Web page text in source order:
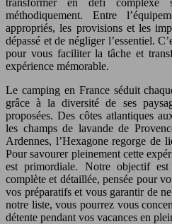
méthodiquement. Entre
appropriés, les provisions et les
dépassé et de négliger l’essentiel.
pour vous faciliter la tâche et
expérience mémorable.
Le camping en France séduit
grâce à la diversité de ses
proposées. Des côtes atlantiques
les champs de lavande de
Ardennes, l’Hexagone regorge de
Pour savourer pleinement cette
est primordiale. Notre objectif
complète et détaillée, pensée pour
vos préparatifs et vous garantir de
notre liste, vous pourrez vous
détente pendant vos vacances en